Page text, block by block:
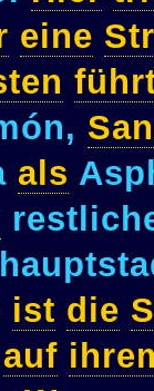
eine
San
als
ist die
auf